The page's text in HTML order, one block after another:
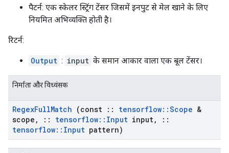
पैटर्न: एक स्केलर स्ट्रिंग टेंसर जिसमें इनपुट से मेल खाने के लिए
नियमित अभिव्यक्ति होती है।
रिटर्न:
Output : input के समान आकार वाला एक बूल टेंसर।
निर्माता और विध्वंसक
RegexFullMatch (const :: tensorflow::Scope &
scope , :: tensorflow:: Input input,
::
tensorflow:: Input pattern)